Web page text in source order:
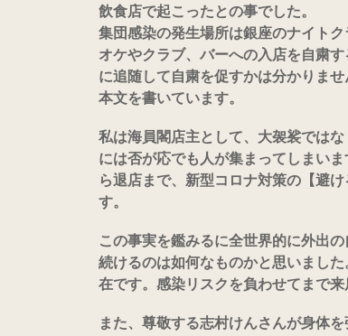
飲食店で起こったとの事でした。
集団感染の発生場所は銀座のナイト
オケやクラブ、バーへの入店を自粛す
に追随して自粛を促すかは分かりま
本文を書いています。
私は海員閣店主として、大袈裟では
には否が応でも人が集まってしまいま
ら退店まで、新型コロナ対策の【避
す。
この事実を鑑みるに全世界的に外出
続けるのは如何なものかと思いました
在です。感染リスクを負わせてまで
また、尊敬する志村けんさんが身体